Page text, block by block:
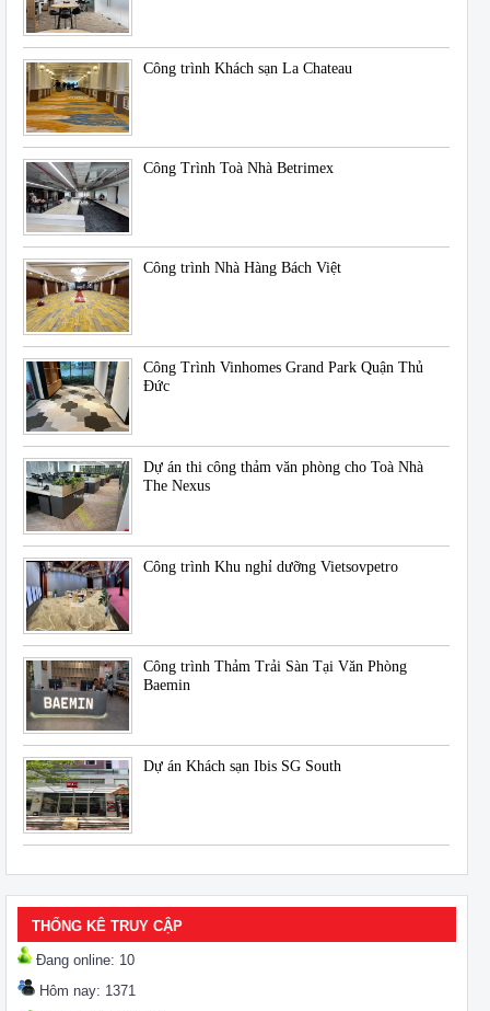
Công trình Khách sạn La Chateau
Công Trình Toà Nhà Betrimex
Công trình Nhà Hàng Bách Việt
Công Trình Vinhomes Grand Park Quận Thủ
Đức
Dự án thi công thảm văn phòng cho Toà Nhà
The Nexus
Công trình Khu nghỉ dưỡng Vietsovpetro
Công trình Thảm Trải Sàn Tại Văn Phòng
Baemin
Dự án Khách sạn Ibis SG South
THỐNG KÊ TRUY CẬP
Đang online: 10
Hôm nay: 1371